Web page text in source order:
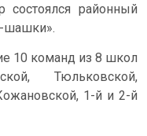
состоялся районный
шашки».
10 команд из 8 школ
Тюльковской,
1-й и 2-й